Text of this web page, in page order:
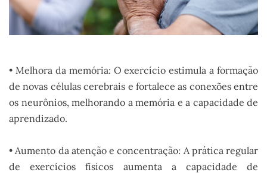
• Melhora da memória: O exercício estimula a formação
de novas células cerebrais e fortalece as conexões entre
os neurônios, melhorando a memória e a capacidade de
aprendizado.
• Aumento da atenção e concentração: A prática regular
de exercícios físicos aumenta a capacidade de